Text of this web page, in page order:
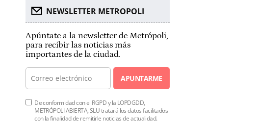
NEWSLETTER METROPOLI
Apúntate a la newsletter de Metrópoli,
para recibir las noticias más
importantes de la ciudad.
APUNTARME
De conformidad con el RGPD y la LOPDGDD,
METRÓPOLI ABIERTA, SLU tratará los datos facilitados
con la finalidad de remitirle noticias de actualidad.